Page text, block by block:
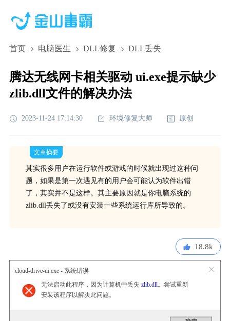
首页 电脑医生 DLL修复 DLL丢失
腾达无线网卡相关驱动 ui.exe提示缺少
zlib.dll文件的解决办法
2023-11-24 17:14:30 环境修复大师 原创
文章摘要
其实很多用户在运行软件或游戏的时候就出现过这种问
题，如果是第一次遇见有的用户会可能认为软件出错
了，其实并不是这样。其主要原因就是你电脑系统的
zlib.dll丢失了或没有安装一些系统运行库所导致的。
18.8k
cloud-drive-ui.exe - 系统错误
无法启动此程序，因为计算机中丢失 zlib.dll。尝试重新
安装该程序以解决此问题。